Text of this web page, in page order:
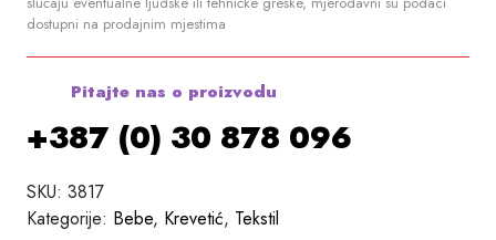
dostupni na prodajnim mjestima
Pitajte nas o proizvodu
+387 (0) 30 878 096
SKU: 3817
Kategorije: Bebe, Krevetić, Tekstil